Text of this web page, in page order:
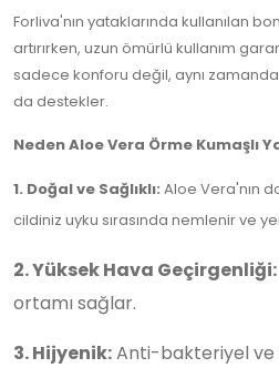
Forliva'nın yataklarında kullanılan
artırırken, uzun ömürlü kullanım
sadece konforu değil, aynı zamanda
da destekler.
Neden Aloe Vera Örme Kumaşlı
1. Doğal ve Sağlıklı: Aloe Vera'nın
cildiniz uyku sırasında nemlenir ve
2. Yüksek Hava Geçirgenliği:
ortamı sağlar.
3. Hijyenik:Anti-bakteriyel